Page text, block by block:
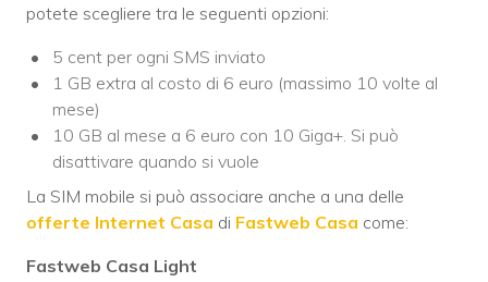
potete scegliere tra le seguenti opzioni:
5 cent per ogni SMS inviato
1 GB extra al costo di 6 euro (massimo 10 volte al
mese)
10 GB al mese a 6 euro con 10 Giga+. Si può
disattivare quando si vuole
La SIM mobile si può associare anche a una delle
offerte Internet Casa di Fastweb Casa come:
Fastweb Casa Light